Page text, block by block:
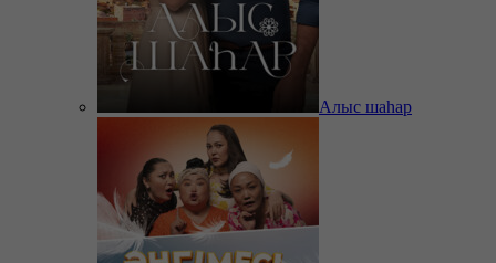
Алыс шаһар